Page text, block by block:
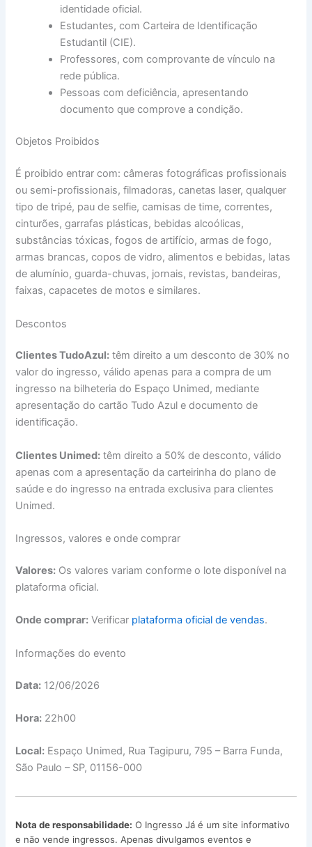
identidade oficial.
Estudantes, com Carteira de Identificação
Estudantil (CIE).
Professores, com comprovante de vínculo na
rede pública.
Pessoas com deficiência, apresentando
documento que comprove a condição.
Objetos Proibidos
É proibido entrar com: câmeras fotográficas profissionais
ou semi-profissionais, filmadoras, canetas laser, qualquer
tipo de tripé, pau de selfie, camisas de time, correntes,
cinturões, garrafas plásticas, bebidas alcoólicas,
substâncias tóxicas, fogos de artifício, armas de fogo,
armas brancas, copos de vidro, alimentos e bebidas, latas
de alumínio, guarda-chuvas, jornais, revistas, bandeiras,
faixas, capacetes de motos e similares.
Descontos
Clientes TudoAzul: têm direito a um desconto de 30% no
valor do ingresso, válido apenas para a compra de um
ingresso na bilheteria do Espaço Unimed, mediante
apresentação do cartão Tudo Azul e documento de
identificação.
Clientes Unimed: têm direito a 50% de desconto, válido
apenas com a apresentação da carteirinha do plano de
saúde e do ingresso na entrada exclusiva para clientes
Unimed.
Ingressos, valores e onde comprar
Valores: Os valores variam conforme o lote disponível na
plataforma oficial.
Onde comprar: Verificar plataforma oficial de vendas.
Informações do evento
Data: 12/06/2026
Hora: 22h00
Local: Espaço Unimed, Rua Tagipuru, 795 – Barra Funda,
São Paulo – SP, 01156-000
Nota de responsabilidade: O Ingresso Já é um site informativo
e não vende ingressos. Apenas divulgamos eventos e